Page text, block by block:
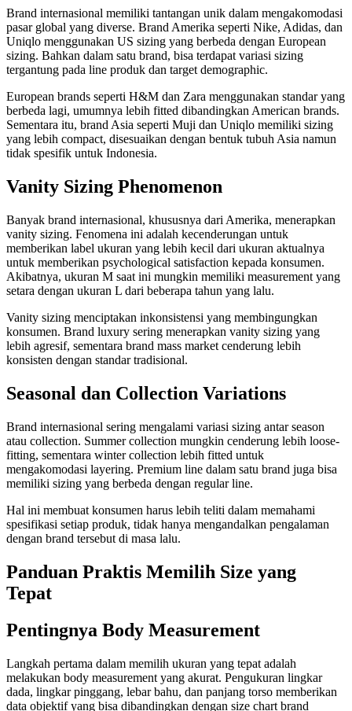
Brand internasional memiliki tantangan unik dalam mengakomodasi
pasar global yang diverse. Brand Amerika seperti Nike, Adidas, dan
Uniqlo menggunakan US sizing yang berbeda dengan European
sizing. Bahkan dalam satu brand, bisa terdapat variasi sizing
tergantung pada line produk dan target demographic.
European brands seperti H&M dan Zara menggunakan standar yang
berbeda lagi, umumnya lebih fitted dibandingkan American brands.
Sementara itu, brand Asia seperti Muji dan Uniqlo memiliki sizing
yang lebih compact, disesuaikan dengan bentuk tubuh Asia namun
tidak spesifik untuk Indonesia.
Vanity Sizing Phenomenon
Banyak brand internasional, khususnya dari Amerika, menerapkan
vanity sizing. Fenomena ini adalah kecenderungan untuk
memberikan label ukuran yang lebih kecil dari ukuran aktualnya
untuk memberikan psychological satisfaction kepada konsumen.
Akibatnya, ukuran M saat ini mungkin memiliki measurement yang
setara dengan ukuran L dari beberapa tahun yang lalu.
Vanity sizing menciptakan inkonsistensi yang membingungkan
konsumen. Brand luxury sering menerapkan vanity sizing yang
lebih agresif, sementara brand mass market cenderung lebih
konsisten dengan standar tradisional.
Seasonal dan Collection Variations
Brand internasional sering mengalami variasi sizing antar season
atau collection. Summer collection mungkin cenderung lebih loose-
fitting, sementara winter collection lebih fitted untuk
mengakomodasi layering. Premium line dalam satu brand juga bisa
memiliki sizing yang berbeda dengan regular line.
Hal ini membuat konsumen harus lebih teliti dalam memahami
spesifikasi setiap produk, tidak hanya mengandalkan pengalaman
dengan brand tersebut di masa lalu.
Panduan Praktis Memilih Size yang
Tepat
Pentingnya Body Measurement
Langkah pertama dalam memilih ukuran yang tepat adalah
melakukan body measurement yang akurat. Pengukuran lingkar
dada, lingkar pinggang, lebar bahu, dan panjang torso memberikan
data objektif yang bisa dibandingkan dengan size chart brand